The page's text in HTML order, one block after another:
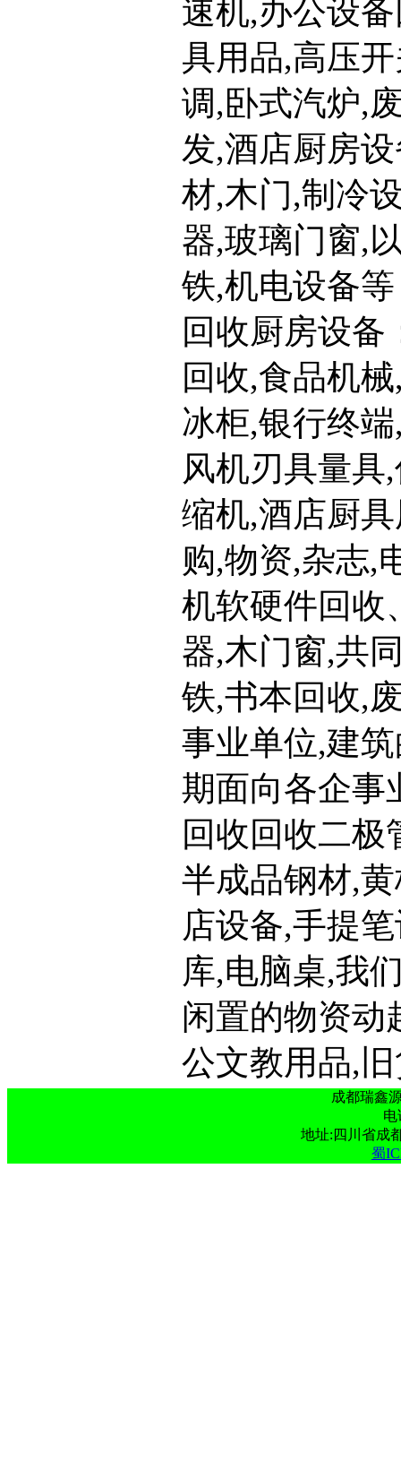
速机,办公设
具用品,高压
调,卧式汽炉,
发,酒店厨房
材,木门,制冷
器,玻璃门窗,
铁,机电设备
回收厨房设
回收,食品机
冰柜,银行终
风机刃具量具
缩机,酒店厨
购,物资,杂志,
机软硬件回收
器,木门窗,共
铁,书本回收,
事业单位,建
期面向各企事
回收回收二极
半成品钢材,
店设备,手提
库,电脑桌,我
闲置的物资动
公文教用品,
成都瑞鑫
电
地址:四川省成
蜀